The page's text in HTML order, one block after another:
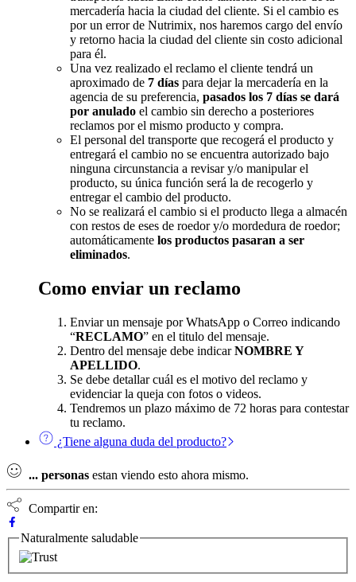
mercadería hacia la ciudad del cliente. Si el cambio es
por un error de Nutrimix, nos haremos cargo del envío
y retorno hacia la ciudad del cliente sin costo adicional
para él.
Una vez realizado el reclamo el cliente tendrá un
aproximado de 7 días para dejar la mercadería en la
agencia de su preferencia, pasados los 7 días se dará
por anulado el cambio sin derecho a posteriores
reclamos por el mismo producto y compra.
El personal del transporte que recogerá el producto y
entregará el cambio no se encuentra autorizado bajo
ninguna circunstancia a revisar y/o manipular el
producto, su única función será la de recogerlo y
entregar el cambio del producto.
No se realizará el cambio si el producto llega a almacén
con restos de eses de roedor y/o mordedura de roedor;
automáticamente los productos pasaran a ser
eliminados.
Como enviar un reclamo
Enviar un mensaje por WhatsApp o Correo indicando
“RECLAMO” en el titulo del mensaje.
Dentro del mensaje debe indicarNOMBRE Y
APELLIDO.
Se debe detallar cuál es el motivo del reclamo y
evidenciar la queja con fotos o videos.
Tendremos un plazo máximo de 72 horas para contestar
tu reclamo.
¿Tiene alguna duda del producto?
... personas estan viendo esto ahora mismo.
Compartir en:
Naturalmente saludable